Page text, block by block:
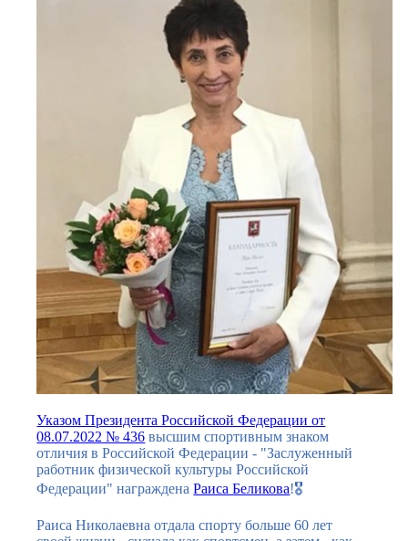
Указом Президента Российской Федерации от
08.07.2022 № 436 высшим спортивным знаком
отличия в Российской Федерации - "Заслуженный
работник физической культуры Российской
Федерации" награжденаРаиса Беликова!🎖️
Раиса Николаевна отдала спорту больше 60 лет